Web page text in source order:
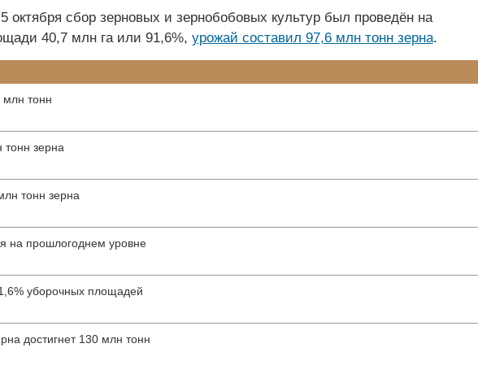
октября сбор зерновых и зернобобовых культур был проведён на
40,7 млн га или 91,6%, урожай составил 97,6 млн тонн зерна.
млн тонн
зерна
тонн зерна
на прошлогоднем уровне
уборочных площадей
достигнет 130 млн тонн